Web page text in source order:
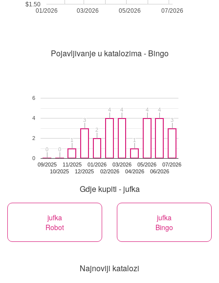
01/2026 03/2026 05/2026 07/2026
$1.50
Pojavljivanje u katalozima - Bingo
09/2025
10/2025
11/2025
12/2025
01/2026
02/2026
03/2026
04/2026
05/2026
06/2026
07/2026
0
2
4
6
0
0 0
0
1
1
3
3
2
2
4
4 4
4
1
1
4
4 4
4
3
3
Gdje kupiti - jufka
jufka
Robot
jufka
Bingo
Najnoviji katalozi